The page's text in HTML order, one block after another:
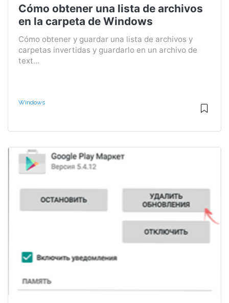
Cómo obtener una lista de archivos
en la carpeta de Windows
Cómo obtener y guardar una lista de archivos y
carpetas invertidas y guardarlo en un archivo de
text...
Windows